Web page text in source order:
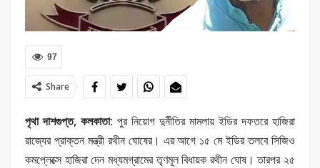
97
Share
পৃথা দাশগুপ্ত, কলকাতা: পুর নিয়োগ দুর্নীতির মামলায় ইডির দফতরে হাজিরা
রাজ্যের প্রাক্তন মন্ত্রী রথীন ঘোষের। এর আগে ১৫ মে ইডির তলবে সিজিও
কমপ্লেক্সে হাজিরা দেন মধ্যমগ্রামের তৃণমূল বিধায়ক রথীন ঘোষ। তারপর ২৫